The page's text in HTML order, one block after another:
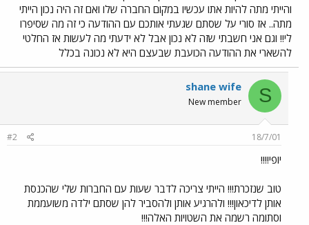
והייתי מתה להיות אתו עכשיו במקום החברה שלו ואם זה היה נכון הייתי
מתה.. אז סורי על שסתם שגעתי אותכם עם ההודעה כי זה מה שסיפרו
לי!! וגם אני חשבתי שזה לא נכון אבל לא ידעתי מה לעשות אז החלטי
להשארי את ההודעה הכועבת שבעצם היא לא נכונה בכלל
S
shane wife
New member
18/7/01
#2
יופי!!!!
טוב שנזכרת!!! הייתי צריכה לדבר שעות עם החברות שלי שהכנסת
אותן לדיכאון!!! ולהרגיע אותן ולהסביר להן שסתם ילדה משועממת
וסתומה רשמה את השטויות האלה!!!